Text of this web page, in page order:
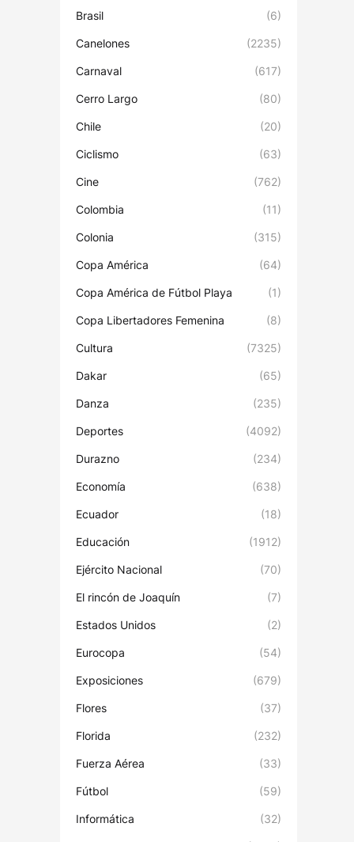
Brasil (6)
Canelones (2235)
Carnaval (617)
Cerro Largo (80)
Chile (20)
Ciclismo (63)
Cine (762)
Colombia (11)
Colonia (315)
Copa América (64)
Copa América de Fútbol Playa (1)
Copa Libertadores Femenina (8)
Cultura (7325)
Dakar (65)
Danza (235)
Deportes (4092)
Durazno (234)
Economía (638)
Ecuador (18)
Educación (1912)
Ejército Nacional (70)
El rincón de Joaquín (7)
Estados Unidos (2)
Eurocopa (54)
Exposiciones (679)
Flores (37)
Florida (232)
Fuerza Aérea (33)
Fútbol (59)
Informática (32)